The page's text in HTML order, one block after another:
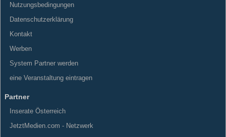
Nutzungsbedingungen
Datenschutzerklärung
Kontakt
Werben
System Partner werden
eine Veranstaltung eintragen
Partner
Inserate Österreich
JetztMedien.com - Netzwerk